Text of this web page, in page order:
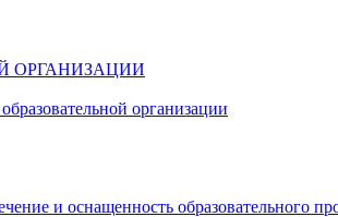
ОРГАНИЗАЦИИ
организации
и оснащенность образовательного